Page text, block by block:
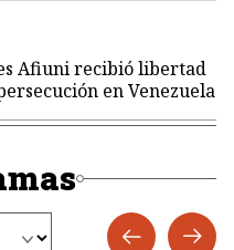
Afiuni recibió libertad
en Venezuela